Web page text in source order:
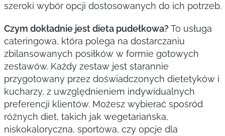
szeroki wybór opcji dostosowanych do ich potrzeb.
Czym dokładnie jest dieta pudełkowa? To usługa
cateringowa, która polega na dostarczaniu
zbilansowanych posiłków w formie gotowych
zestawów. Każdy zestaw jest starannie
przygotowany przez doświadczonych dietetyków i
kucharzy, z uwzględnieniem indywidualnych
preferencji klientów. Możesz wybierać spośród
różnych diet, takich jak wegetariańska,
niskokaloryczna, sportowa, czy opcje dla